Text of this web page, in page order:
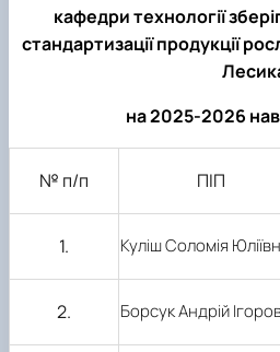
кафедри технології
стандартизації продукції
на 2025-2026
№ п/п ПІП
1. Куліш Соломія
2. Борсук Андрій